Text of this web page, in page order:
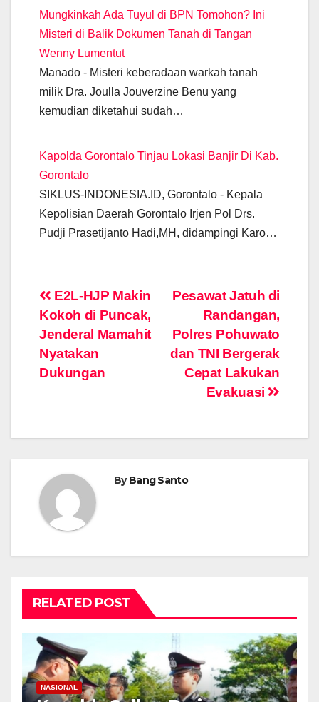
Mungkinkah Ada Tuyul di BPN Tomohon? Ini
Misteri di Balik Dokumen Tanah di Tangan
Wenny Lumentut
Manado - Misteri keberadaan warkah tanah
milik Dra. Joulla Jouverzine Benu yang
kemudian diketahui sudah…
Kapolda Gorontalo Tinjau Lokasi Banjir Di Kab.
Gorontalo
SIKLUS-INDONESIA.ID, Gorontalo - Kepala
Kepolisian Daerah Gorontalo Irjen Pol Drs.
Pudji Prasetijanto Hadi,MH, didampingi Karo…
Post
navigation
Pesawat Jatuh di
Randangan,
Polres Pohuwato
dan TNI Bergerak
Cepat Lakukan
Evakuasi
E2L-HJP Makin
Kokoh di Puncak,
Jenderal Mamahit
Nyatakan
Dukungan
ByBang Santo
RELATED POST
NASIONAL